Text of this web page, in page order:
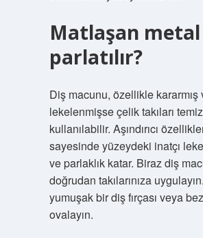
Matlaşan metal
parlatılır?
Diş macunu, özellikle kararmış
lekelenmişse çelik takıları
kullanılabilir. Aşındırıcı
sayesinde yüzeydeki inatçı
ve parlaklık katar. Biraz diş
doğrudan takılarınıza
yumuşak bir diş fırçası veya
ovalayın.